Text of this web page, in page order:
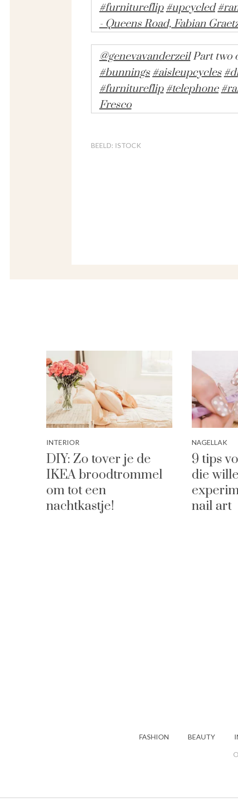
#furnitureflip #upcycled
- Queens Road, Fabian
@genevavanderzeilPart two
#bunnings #aisleupcycles
#furnitureflip #telephone
Fresco
BEELD: ISTOCK
INTERIOR
DIY: Zo tover je de
IKEA broodtrommel
om tot een
nachtkastje!
NAGELLAK
9 tips
die
nail art
FASHION BEAUTY